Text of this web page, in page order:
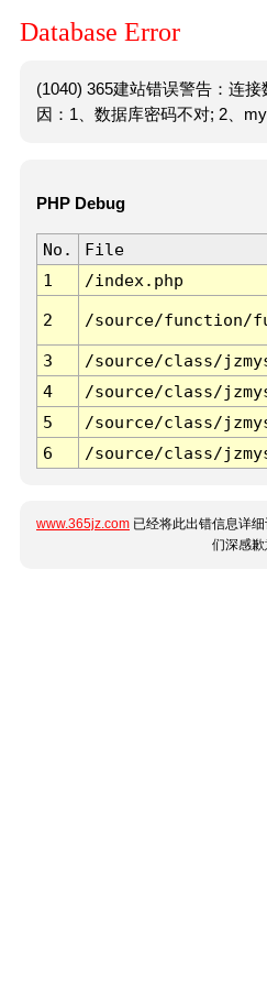
Database Error
(1040) 365建站错误警告：连
因：1、数据库密码不对; 2、
PHP Debug
No. File
1
/index.php
2 /source/function/
3 /source/class/
4
/source/class/
5
/source/class/
6
/source/class/
www.365jz.com 已经将此出错信息详
们深感歉